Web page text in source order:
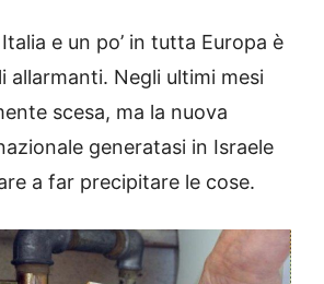
e un po’ in tutta Europa è
allarmanti. Negli ultimi mesi
scesa, ma la nuova
generatasi in Israele
a far precipitare le cose.